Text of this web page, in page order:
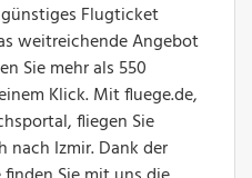
Flugticket
weitreichende Angebot
Sie mehr als 550
Klick. Mit fluege.de,
fliegen Sie
nach Izmir. Dank der